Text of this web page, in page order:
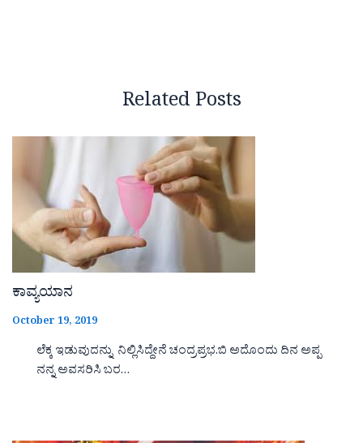
Related Posts
ಕಾವ್ಯಯಾನ
October 19, 2019
ಲೆಕ್ಕ ಇಡುವುದನ್ನು ನಿಲ್ಲಿಸಿದ್ದೇನೆ ಚಂದ್ರಪ್ರಭ.ಬಿ ಅದೊಂದು ದಿನ ಅಪ್ಪ
ನನ್ನ ಅವಸರಿಸಿ ಬರ…